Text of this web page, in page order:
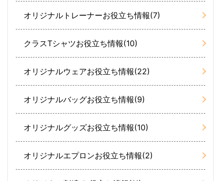
オリジナルトレーナーお役立ち情報(7)
クラスTシャツお役立ち情報(10)
オリジナルウェアお役立ち情報(22)
オリジナルバッグお役立ち情報(9)
オリジナルグッズお役立ち情報(10)
オリジナルエプロンお役立ち情報(2)